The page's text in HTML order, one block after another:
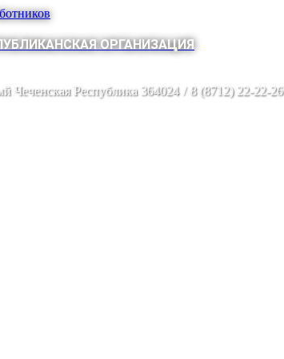
ОРГАНИЗАЦИЯ
Чеченская Республика 364024 / 8 (8712) 22-22-26